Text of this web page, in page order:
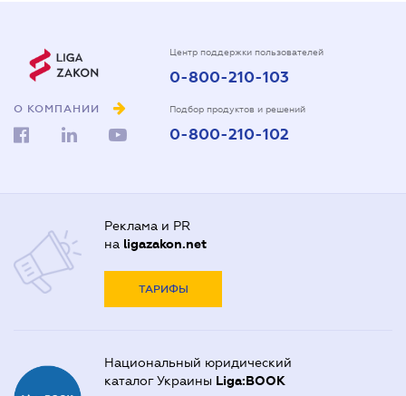
О КОМПАНИИ
Центр поддержки пользователей
0-800-210-103
Подбор продуктов и решений
0-800-210-102
Реклама и PR
на ligazakon.net
ТАРИФЫ
Национальный юридический
каталог Украины Liga:BOOK